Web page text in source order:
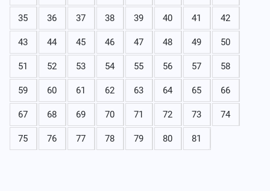
35 36 37 38 39 40 41 42
43 44 45 46 47 48 49 50
51 52 53 54 55 56 57 58
59 60 61 62 63 64 65 66
67 68 69 70 71 72 73 74
75 76 77 78 79 80 81